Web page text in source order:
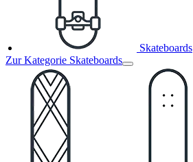
Skateboards
Zur Kategorie Skateboards